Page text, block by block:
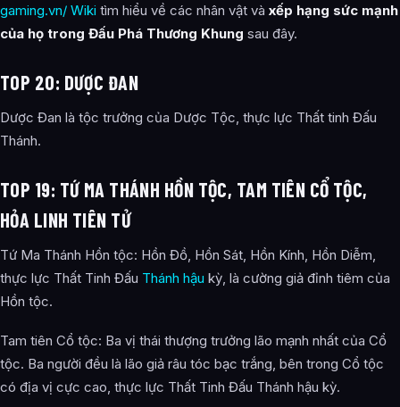
Top 7: Hoàng Tuyền Yêu Thánh
Top 5: Đế phẩm Sồ Đan
Top 4: Bồ Đề Cổ thụ
Top 2: Đà Xà Cổ Đế
Top 1: Viêm Đế Tiêu Viêm.
Bài Viết Liên Quan
Thương Khung là ai?
Cảnh giới tu luyện của Xếp Hạng Chiến Lực Các Nhân Vật
Mạnh Nhất Đấu Phá Thương Khung như thế nào?
gaming.vn/ Wiki tìm hiểu về các nhân vật và xếp hạng sức mạnh
của họ trong Đấu Phá Thương Khung sau đây.
TOP 20: DƯỢC ĐAN
Dược Đan là tộc trưởng của Dược Tộc, thực lực Thất tinh Đấu
Thánh.
TOP 19: TỨ MA THÁNH HỒN TỘC, TAM TIÊN CỔ TỘC,
HỎA LINH TIÊN TỬ
Tứ Ma Thánh Hồn tộc: Hồn Đồ, Hồn Sát, Hồn Kính, Hồn Diễm,
thực lực Thất Tinh Đấu Thánh hậu kỳ, là cường giả đỉnh tiêm của
Hồn tộc.
Tam tiên Cổ tộc: Ba vị thái thượng trưởng lão mạnh nhất của Cổ
tộc. Ba người đều là lão giả râu tóc bạc trắng, bên trong Cổ tộc
có địa vị cực cao, thực lực Thất Tinh Đấu Thánh hậu kỳ.